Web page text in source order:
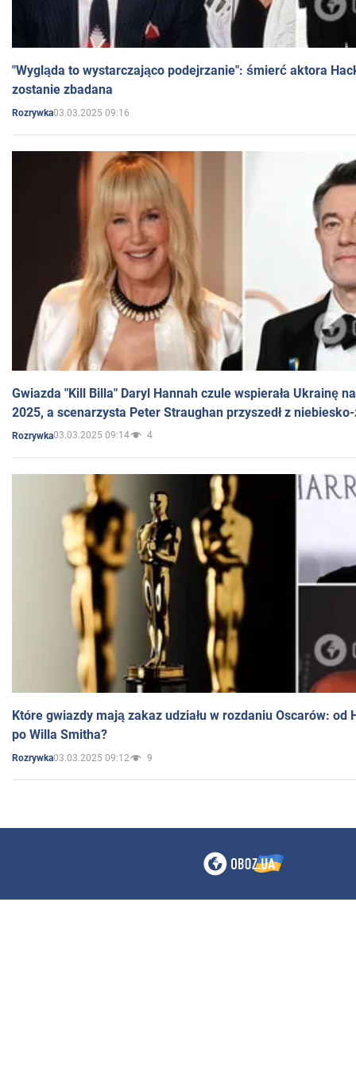
"Wygląda to wystarczająco podejrzanie": śmierć aktora
zostanie zbadana
Rozrywka03.03.2025 09:16
Gwiazda "Kill Billa" Daryl Hannah czule wspierała Ukrainę
2025, a scenarzysta Peter Straughan przyszedł z
Rozrywka03.03.2025 09:14 4
Które gwiazdy mają zakaz udziału w rozdaniu Oscarów: od
po Willa Smitha?
Rozrywka03.03.2025 09:12 9